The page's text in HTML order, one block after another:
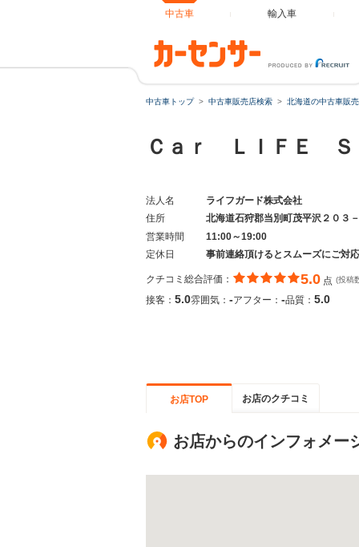
中古車 輸入車
中古車トップ 中古車販売店検索 北海道の中古車販
Ｃａｒ ＬＩＦＥ
法人名
ライフガード株式会社
住所
北海道石狩郡当別町茂平沢２０３
営業時間
11:00～19:00
定休日
事前連絡頂けるとスムーズにご対
クチコミ総合評価： 5.0 点 (投稿
接客： 5.0雰囲気： -アフター： -品質： 5.0
お店TOP お店のクチコミ
お店からのインフォメー